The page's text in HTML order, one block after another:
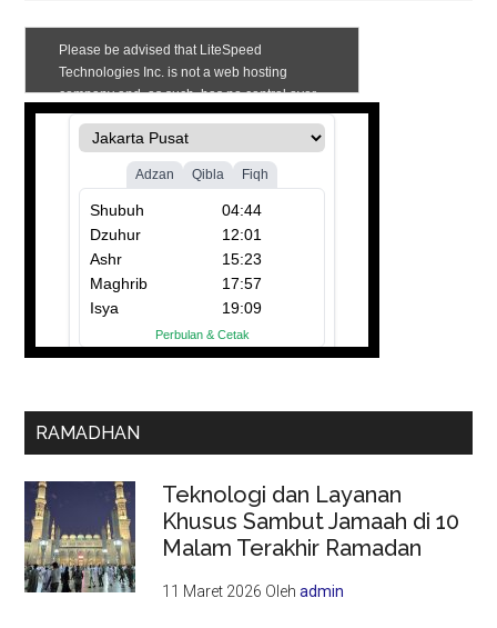
RAMADHAN
Teknologi dan Layanan
Khusus Sambut Jamaah di 10
Malam Terakhir Ramadan
11 Maret 2026 Olehadmin